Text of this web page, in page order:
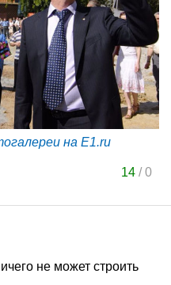
на E1.ru
14 /0
не может строить